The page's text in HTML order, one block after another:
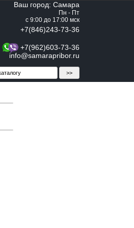
Ваш город: Самара
Пн - Пт
с 9:00 до 17:00 мск
+7(846)243-73-36
+7(962)603-73-36
info@samarapribor.ru